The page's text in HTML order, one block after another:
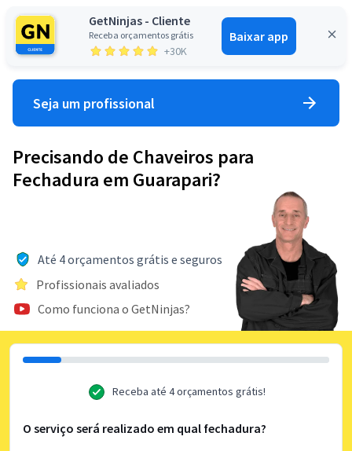
GetNinjas - Cliente
Receba orçamentos grátis
+30K
Baixar app
Entrar
Seja um profissional
Precisando de Chaveiros para
Fechadura em Guarapari?
Até 4 orçamentos grátis e seguros
Profissionais avaliados
Como funciona o GetNinjas?
Receba até 4 orçamentos grátis!
O serviço será realizado em qual fechadura?